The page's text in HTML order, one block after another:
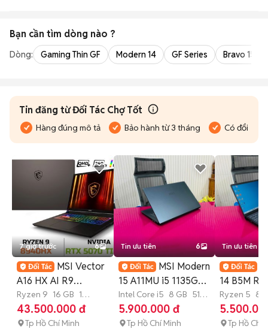
Bạn cần tìm dòng nào ?
Dòng: Gaming Thin GF Modern 14 GF Series Bravo 15
Tin đăng từ Đối Tác Chợ Tốt
Hàng đúng mô tả Bảo hành từ 3 tháng Có đổi trả
7 giờ trước 6
MSI Vector
A16 HX AI R9
8940HX RTX 5070 Ti
16" 2K5
Ryzen 9 16 GB 1
TB
SSD
43.500.000 đ
Tp Hồ Chí Minh
Tin ưu tiên 6
MSI Modern
15 A11MU i5 1135G7
8GB/512GB 15.6"
Intel Core i5 8 GB 512
GB SSD
5.900.000 đ
Tp Hồ Chí Minh
Tin ưu tiên
14 B5M
8GB/
Ryzen 5 8
GB SSD
Tp Hồ Chí